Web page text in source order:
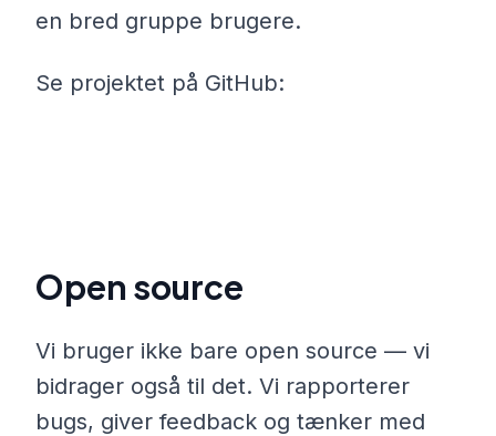
en bred gruppe brugere.
Se projektet på GitHub:
Open source
Vi bruger ikke bare open source — vi
bidrager også til det. Vi rapporterer
bugs, giver feedback og tænker med